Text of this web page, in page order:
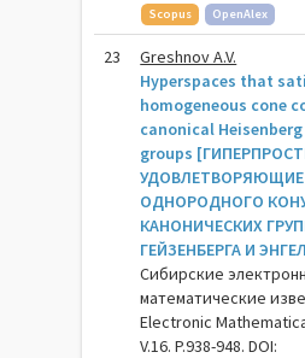
Scopus
OpenAlex
23
Greshnov A.V.
Hyperspaces that
homogeneous cone
canonical
groups
ОДНОРОДНОГО
КАНОНИЧЕСКИХ
ГЕЙЗЕНБЕРГА И
Сибирские
математические
Electronic
V.16. P.938-948. DOI: